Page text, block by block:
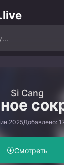
Si Cang
2025Добавлено:
Смотреть